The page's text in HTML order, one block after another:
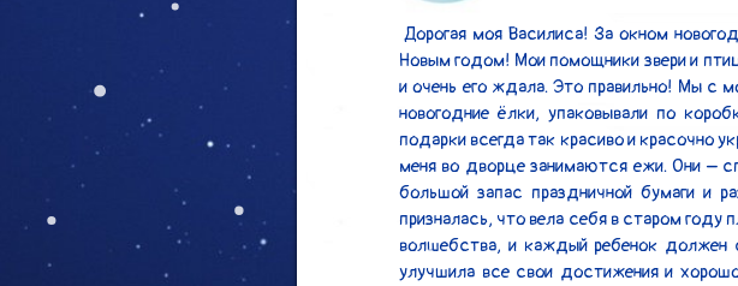
Дорогая моя Василиса! За окном новогоднее праздничное настроение, и я спешу поздравить тебя с
Новым годом! Мои помощники звери и
и очень его ждала. Это правильно! Мы с
новогодние ёлки, упаковывали по
подарки всегда так красиво и красочно
меня во дворце занимаются ежи. Они –
большой запас праздничной бумаги и
призналась, что вела себя в старом году
волшебства, и каждый ребенок
улучшила все свои достижения и